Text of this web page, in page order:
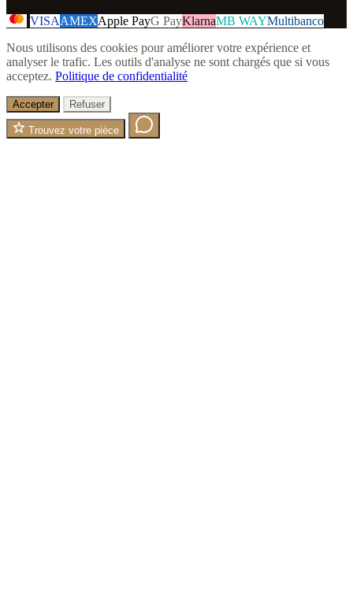
VISAAMEXApple PayG PayKlarnaMB WAYMultibanco
Nous utilisons des cookies pour améliorer votre expérience et
analyser le trafic. Les outils d'analyse ne sont chargés que si vous
acceptez. Politique de confidentialité
Accepter Refuser
Trouvez votre pièce